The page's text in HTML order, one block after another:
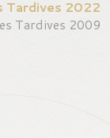
Tardives 2022
Tardives 2009